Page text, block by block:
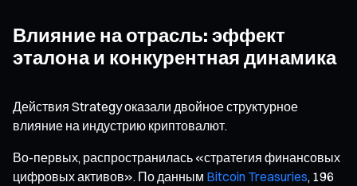
Влияние на отрасль: эффект
эталона и конкурентная динамика
Действия Strategy оказали двойное структурное
влияние на индустрию криптовалют.
Во-первых, распространилась «стратегия финансовых
цифровых активов». По данным Bitcoin Treasuries, 196